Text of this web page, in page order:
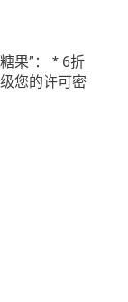
果”： * 6折
您的许可密